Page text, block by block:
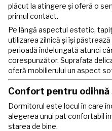
plăcut la atingere și oferă o
primul contact.
Pe lângă aspectul estetic,
utilizarea zilnică și își
perioadă îndelungată atunci
corespunzător. Suprafața
oferă mobilierului un aspect
Confort pentru odihnă
Dormitorul este locul în care
alegerea unui pat confortabil
starea de bine.